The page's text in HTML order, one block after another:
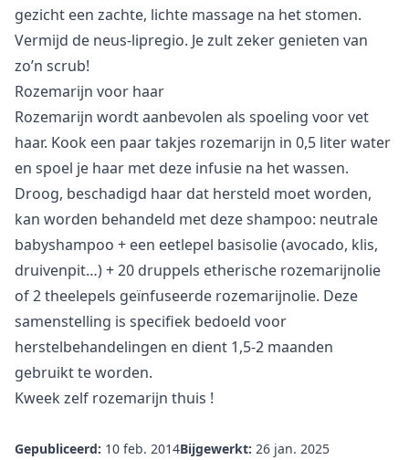
gezicht een zachte, lichte massage na het stomen.
Vermijd de neus-lipregio. Je zult zeker genieten van
zo’n scrub!
Rozemarijn voor haar
Rozemarijn wordt aanbevolen als spoeling voor vet
haar. Kook een paar takjes rozemarijn in 0,5 liter water
en spoel je haar met deze infusie na het wassen.
Droog, beschadigd haar dat hersteld moet worden,
kan worden behandeld met deze shampoo: neutrale
babyshampoo + een eetlepel basisolie (avocado, klis,
druivenpit…) + 20 druppels etherische rozemarijnolie
of 2 theelepels geïnfuseerde rozemarijnolie. Deze
samenstelling is specifiek bedoeld voor
herstelbehandelingen en dient 1,5-2 maanden
gebruikt te worden.
Kweek zelf rozemarijn thuis !
Gepubliceerd: 10 feb. 2014Bijgewerkt: 26 jan. 2025